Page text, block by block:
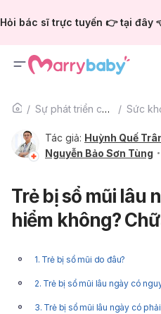
Hỏi bác sĩ trực tuyến 👉 tại đây
Sự phát triển của trẻ
Tác giả: Huỳnh Quế
Nguyễn Bảo Sơn Tùng
Trẻ bị sổ mũi lâu
hiểm không?
1. Trẻ bị sổ mũi do đâu?
2. Trẻ bị sổ mũi lâu ngày có
3. Trẻ bị sổ mũi lâu ngày có